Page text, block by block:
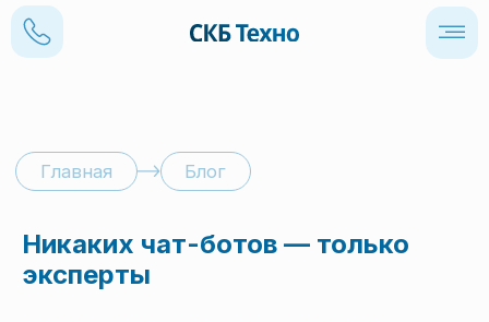
Никаких чат-ботов — только
эксперты